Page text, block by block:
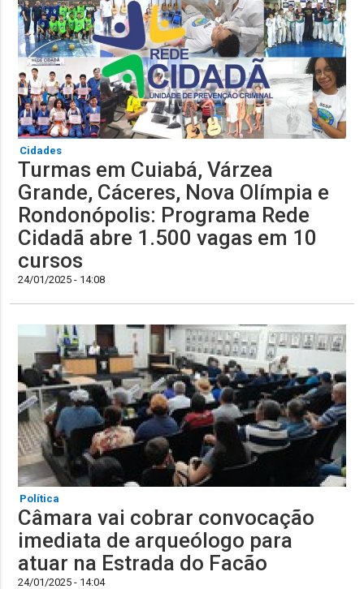
Cidades
Turmas em Cuiabá, Várzea
Grande, Cáceres, Nova Olímpia e
Rondonópolis: Programa Rede
Cidadã abre 1.500 vagas em 10
cursos
24/01/2025 - 14:08
Política
Câmara vai cobrar convocação
imediata de arqueólogo para
atuar na Estrada do Facão
24/01/2025 - 14:04